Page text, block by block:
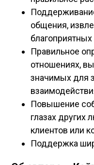
общения,
благоприятных
Правильное
отношениях,
значимых для
Повышение
глазах других
клиентов или
Поддержка